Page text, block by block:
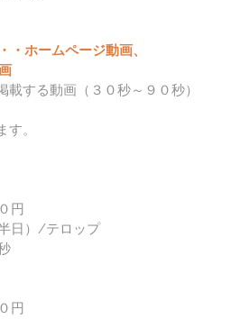
・ホームページ動画、
する動画（３０秒～９０秒）
。
円
日）/テロップ
円